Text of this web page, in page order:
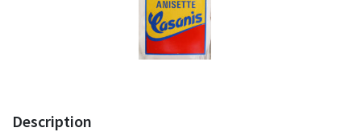
Description